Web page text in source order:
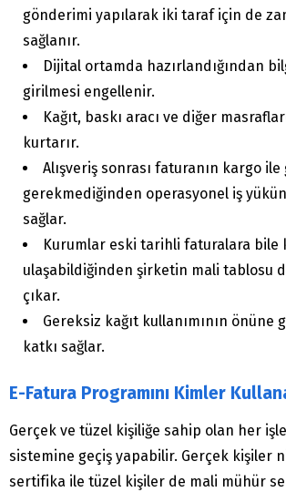
gönderimi yapılarak iki taraf için de
sağlanır.
Dijital ortamda hazırlandığından
girilmesi engellenir.
Kağıt, baskı aracı ve diğer
kurtarır.
Alışveriş sonrası faturanın kargo
gerekmediğinden operasyonel iş
sağlar.
Kurumlar eski tarihli faturalara bile
ulaşabildiğinden şirketin mali tablosu
çıkar.
Gereksiz kağıt kullanımının önüne
katkı sağlar.
E-Fatura Programını Kimler
Gerçek ve tüzel kişiliğe sahip olan her
sistemine geçiş yapabilir. Gerçek kişiler
sertifika ile tüzel kişiler de mali mühür